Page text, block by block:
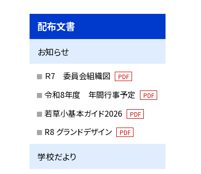
配布文書
お知らせ
Ｒ7 委員会組織図 PDF
令和8年度 年間行事予定 PDF
若草小基本ガイド2026 PDF
R8 グランドデザイン PDF
学校だより